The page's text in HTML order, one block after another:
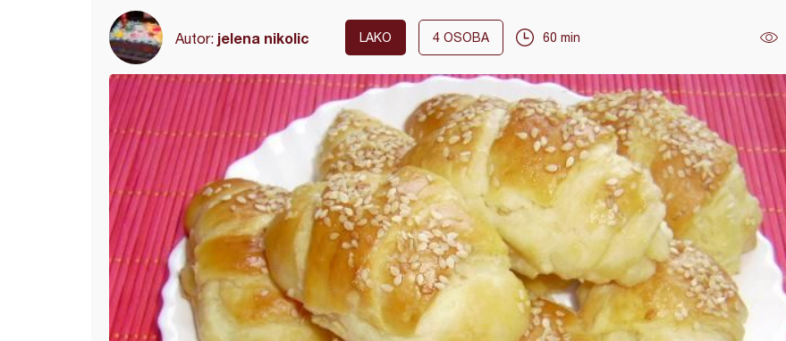
Autor: jelena nikolic LAKO 4 OSOBA 60 min